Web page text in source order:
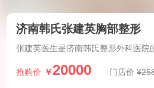
济南韩氏张建英胸部整形
张建英医生是济南韩氏整形外科医院
抢购价 ￥20000 门店价